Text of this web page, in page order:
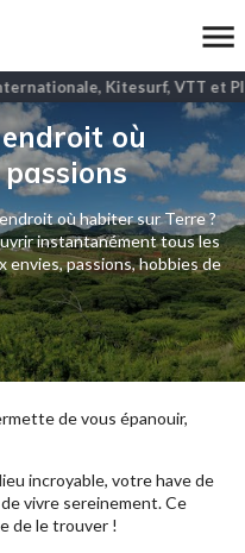
Kitesurf, VTT et
où
où habiter sur Terre ?
instantanément tous les
envies, passions, hobbies de
de vous épanouir,
incroyable, votre have de
vivre sereinement. Ce
de le trouver !